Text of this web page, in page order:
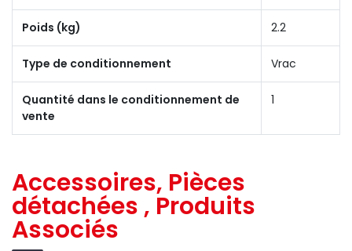
Poids (kg) 2.2
Type de conditionnement Vrac
Quantité dans le conditionnement de
vente
1
Accessoires, Pièces
détachées , Produits
Associés